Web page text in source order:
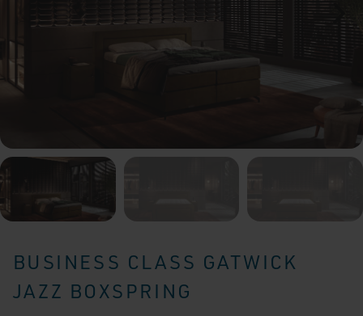
BUSINESS CLASS GATWICK
JAZZ BOXSPRING